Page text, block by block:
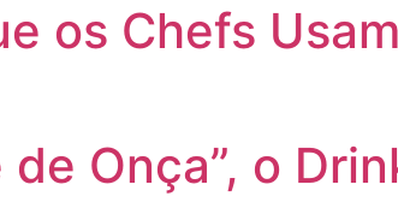
os Chefs
Onça”, o